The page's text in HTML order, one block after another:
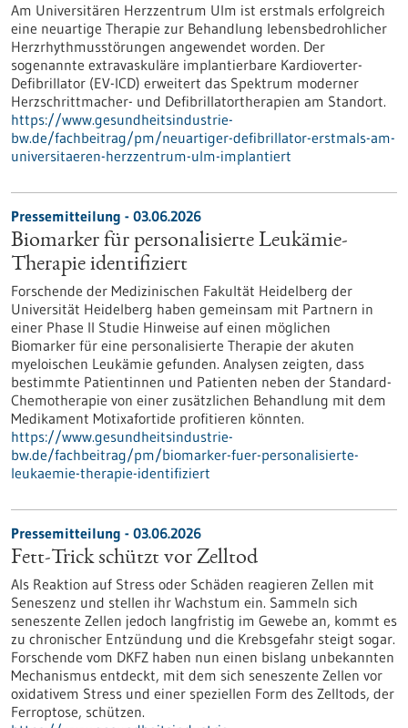
Am Universitären Herzzentrum Ulm ist erstmals erfolgreich
eine neuartige Therapie zur Behandlung lebensbedrohlicher
Herzrhythmusstörungen angewendet worden. Der
sogenannte extravaskuläre implantierbare Kardioverter-​
Defibrillator (EV-​ICD) erweitert das Spektrum moderner
Herzschrittmacher-​ und Defibrillatortherapien am Standort.
https://www.gesundheitsindustrie-
bw.de/fachbeitrag/pm/neuartiger-defibrillator-erstmals-am-
universitaeren-herzzentrum-ulm-implantiert
Pressemitteilung - 03.06.2026
Biomarker für personalisierte Leukämie-
Therapie identifiziert
Forschende der Medizinischen Fakultät Heidelberg der
Universität Heidelberg haben gemeinsam mit Partnern in
einer Phase II Studie Hinweise auf einen möglichen
Biomarker für eine personalisierte Therapie der akuten
myeloischen Leukämie gefunden. Analysen zeigten, dass
bestimmte Patientinnen und Patienten neben der Standard-
Chemotherapie von einer zusätzlichen Behandlung mit dem
Medikament Motixafortide profitieren könnten.
https://www.gesundheitsindustrie-
bw.de/fachbeitrag/pm/biomarker-fuer-personalisierte-
leukaemie-therapie-identifiziert
Pressemitteilung - 03.06.2026
Fett-Trick schützt vor Zelltod
Als Reaktion auf Stress oder Schäden reagieren Zellen mit
Seneszenz und stellen ihr Wachstum ein. Sammeln sich
seneszente Zellen jedoch langfristig im Gewebe an, kommt es
zu chronischer Entzündung und die Krebsgefahr steigt sogar.
Forschende vom DKFZ haben nun einen bislang unbekannten
Mechanismus entdeckt, mit dem sich seneszente Zellen vor
oxidativem Stress und einer speziellen Form des Zelltods, der
Ferroptose, schützen.